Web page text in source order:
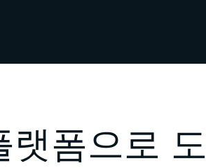
랫폼으로 도